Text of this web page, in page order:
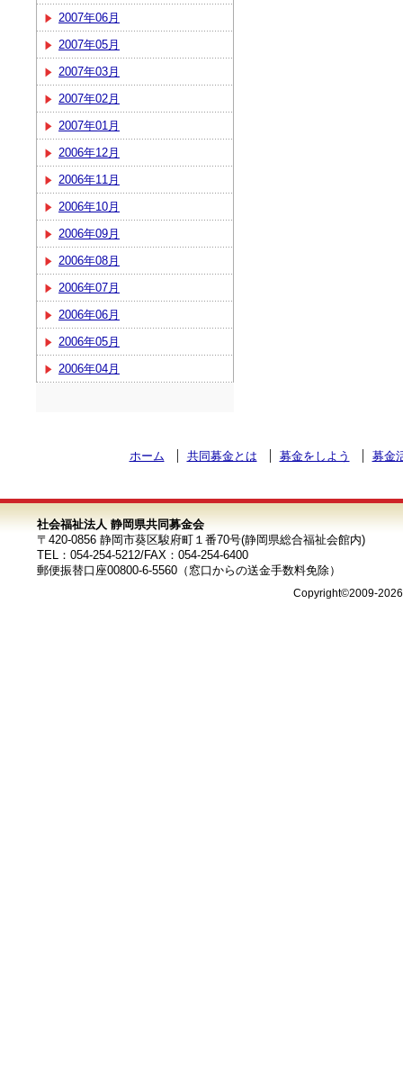
2007年06月
2007年05月
2007年03月
2007年02月
2007年01月
2006年12月
2006年11月
2006年10月
2006年09月
2006年08月
2006年07月
2006年06月
2006年05月
2006年04月
ホーム 共同募金とは 募金をしよう 募金
社会福祉法人 静岡県共同募金会
〒420-0856 静岡市葵区駿府町１番70号(静岡県総合福祉会館内)
TEL：054-254-5212/FAX：054-254-6400
郵便振替口座00800-6-5560（窓口からの送金手数料免除）
Copyright©2009-